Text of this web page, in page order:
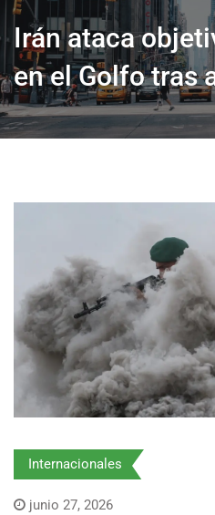
Irán ataca
en el Golfo tras
Internacionales
junio 27, 2026